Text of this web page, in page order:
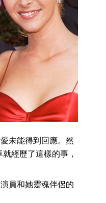
未能得到回應。然
經歷了這樣的事，
員和她靈魂伴侶的